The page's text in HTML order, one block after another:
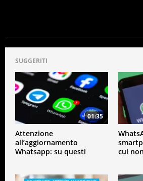
Quindi diventa fondamentale
ripari. A meno che non si voglia
di messaggistica istantanea più
Ecco l’elenco:
Apple iPhone 5;
Apple iPhone 5c;
Archos 53 Platinum;
Grand S Flex ZTE;
Grand X Quad V987 ZTE;
HTC Desire 500;
SUGGERITI
01:35
Attenzione
all’aggiornamento
Whatsapp: su questi
cui